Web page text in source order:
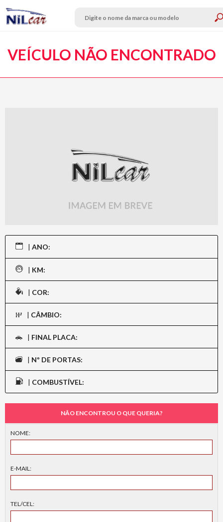
VEÍCULO NÃO ENCONTRADO
| ANO:
| KM:
| COR:
| CÂMBIO:
| FINAL PLACA:
| Nº DE PORTAS:
| COMBUSTÍVEL:
NÃO ENCONTROU O QUE QUERIA?
NOME:
E-MAIL:
TEL/CEL: